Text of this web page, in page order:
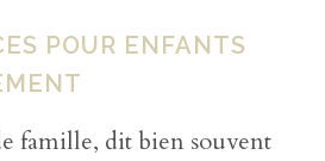
POUR ENFANTS
famille, dit bien souvent